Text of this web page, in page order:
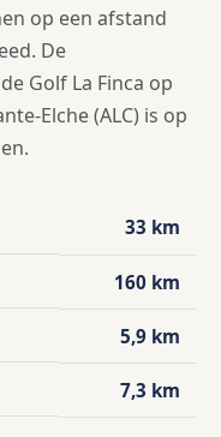
op een afstand
De
Golf La Finca op
Elche (ALC) is op
33 km
160 km
5,9 km
7,3 km